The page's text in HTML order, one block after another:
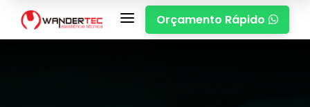
a Orçamento Rápido 